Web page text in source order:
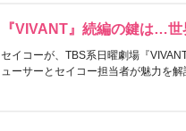
『VIVANT』続編の鍵は…
セイコーが、TBS系日曜劇場『
ューサーとセイコー担当者が魅力を解